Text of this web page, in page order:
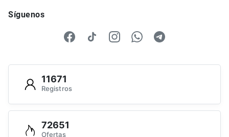
Síguenos
11671
Registros
72651
Ofertas